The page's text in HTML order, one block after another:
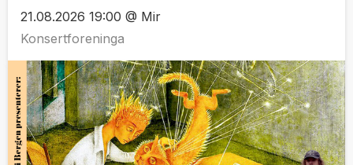
21.08.2026 19:00 @ Mir
Konsertforeninga